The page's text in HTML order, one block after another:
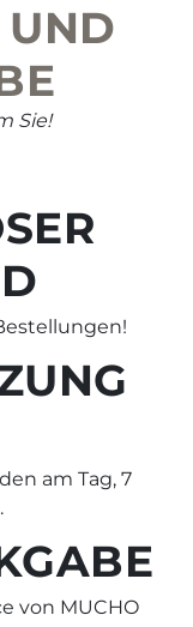
UND
Sie!
am Tag, 7
von MUCHO